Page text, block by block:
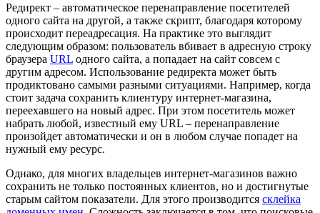
Редирект – автоматическое перенаправление посетителей
одного сайта на другой, а также скрипт, благодаря которому
происходит переадресация. На практике это выглядит
следующим образом: пользователь вбивает в адресную строку
браузера URL одного сайта, а попадает на сайт совсем с
другим адресом. Использование редиректа может быть
продиктовано самыми разными ситуациями. Например, когда
стоит задача сохранить клиентуру интернет-магазина,
переехавшего на новый адрес. При этом посетитель может
набрать любой, известный ему URL – перенаправление
произойдет автоматически и он в любом случае попадет на
нужный ему ресурс.
Однако, для многих владельцев интернет-магазинов важно
сохранить не только постоянных клиентов, но и достигнутые
старым сайтом показатели. Для этого производится склейка